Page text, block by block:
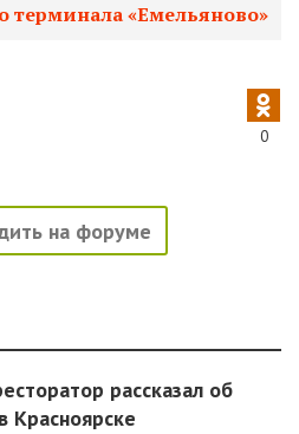
терминала «Емельяново»
0
на форуме
рассказал об
Красноярске